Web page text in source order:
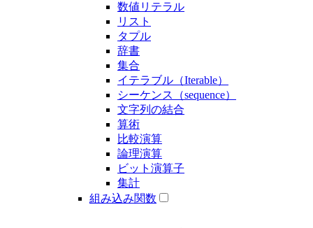
数値リテラル
リスト
タプル
辞書
集合
イテラブル（Iterable）
シーケンス（sequence）
文字列の結合
算術
比較演算
論理演算
ビット演算子
集計
組み込み関数